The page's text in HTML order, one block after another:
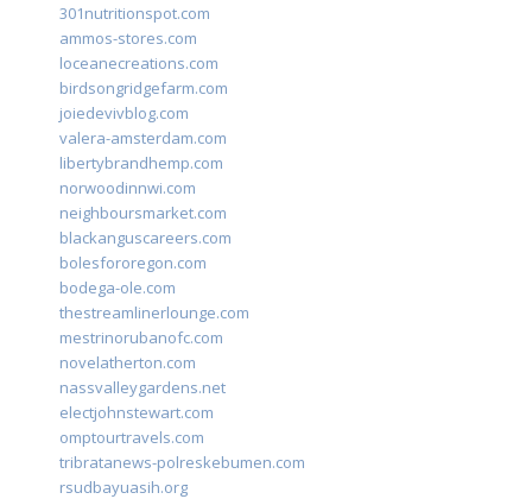
301nutritionspot.com
ammos-stores.com
loceanecreations.com
birdsongridgefarm.com
joiedevivblog.com
valera-amsterdam.com
libertybrandhemp.com
norwoodinnwi.com
neighboursmarket.com
blackanguscareers.com
bolesfororegon.com
bodega-ole.com
thestreamlinerlounge.com
mestrinorubanofc.com
novelatherton.com
nassvalleygardens.net
electjohnstewart.com
omptourtravels.com
tribratanews-polreskebumen.com
rsudbayuasih.org